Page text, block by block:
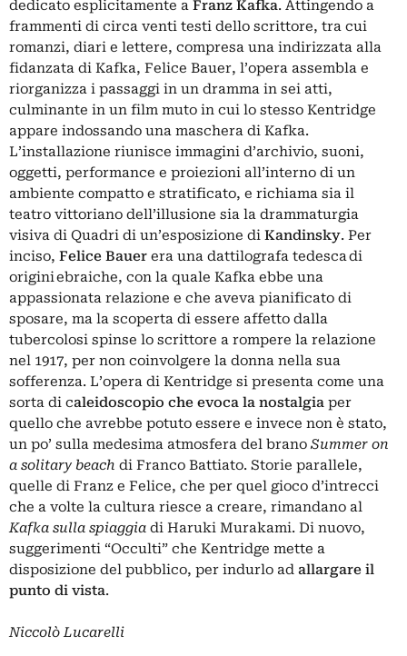
dedicato esplicitamente a Franz Kafka. Attingendo a
frammenti di circa venti testi dello scrittore, tra cui
romanzi, diari e lettere, compresa una indirizzata alla
fidanzata di Kafka, Felice Bauer, l’opera assembla e
riorganizza i passaggi in un dramma in sei atti,
culminante in un film muto in cui lo stesso Kentridge
appare indossando una maschera di Kafka.
L’installazione riunisce immagini d’archivio, suoni,
oggetti, performance e proiezioni all’interno di un
ambiente compatto e stratificato, e richiama sia il
teatro vittoriano dell’illusione sia la drammaturgia
visiva di Quadri di un’esposizione di Kandinsky. Per
inciso, Felice Bauer era una dattilografa tedesca di
origini ebraiche, con la quale Kafka ebbe una
appassionata relazione e che aveva pianificato di
sposare, ma la scoperta di essere affetto dalla
tubercolosi spinse lo scrittore a rompere la relazione
nel 1917, per non coinvolgere la donna nella sua
sofferenza. L’opera di Kentridge si presenta come una
sorta di caleidoscopio che evoca la nostalgia per
quello che avrebbe potuto essere e invece non è stato,
un po’ sulla medesima atmosfera del brano Summer on
a solitary beach di Franco Battiato. Storie parallele,
quelle di Franz e Felice, che per quel gioco d’intrecci
che a volte la cultura riesce a creare, rimandano al
Kafka sulla spiaggia di Haruki Murakami. Di nuovo,
suggerimenti “Occulti” che Kentridge mette a
disposizione del pubblico, per indurlo ad allargare il
punto di vista.
Niccolò Lucarelli